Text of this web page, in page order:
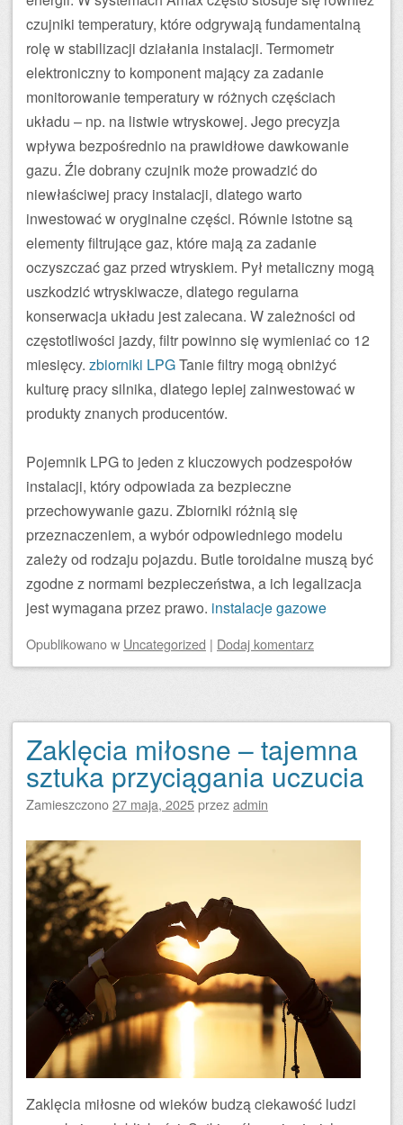
czujniki temperatury, które odgrywają fundamentalną
rolę w stabilizacji działania instalacji. Termometr
elektroniczny to komponent mający za zadanie
monitorowanie temperatury w różnych częściach
układu – np. na listwie wtryskowej. Jego precyzja
wpływa bezpośrednio na prawidłowe dawkowanie
gazu. Źle dobrany czujnik może prowadzić do
niewłaściwej pracy instalacji, dlatego warto
inwestować w oryginalne części. Równie istotne są
elementy filtrujące gaz, które mają za zadanie
oczyszczać gaz przed wtryskiem. Pył metaliczny mogą
uszkodzić wtryskiwacze, dlatego regularna
konserwacja układu jest zalecana. W zależności od
częstotliwości jazdy, filtr powinno się wymieniać co 12
miesięcy. zbiorniki LPGTanie filtry mogą obniżyć
kulturę pracy silnika, dlatego lepiej zainwestować w
produkty znanych producentów.
Pojemnik LPG to jeden z kluczowych podzespołów
instalacji, który odpowiada za bezpieczne
przechowywanie gazu. Zbiorniki różnią się
przeznaczeniem, a wybór odpowiedniego modelu
zależy od rodzaju pojazdu. Butle toroidalne muszą być
zgodne z normami bezpieczeństwa, a ich legalizacja
jest wymagana przez prawo. instalacje gazowe
Opublikowanow Uncategorized | Dodaj komentarz
Zaklęcia miłosne – tajemna
sztuka przyciągania uczucia
Zamieszczono27 maja, 2025przezadmin
Zaklęcia miłosne od wieków budzą ciekawość ludzi